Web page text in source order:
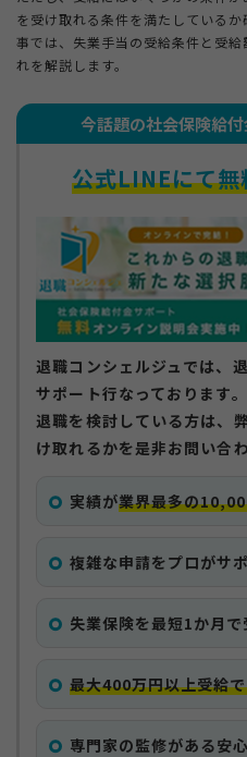
サイトマップ
プライバシーポリシー
個人情報の取り扱いについて
を受け取れる条件を満たしている
事では、失業手当の受給条件と受
れを解説します。
今話題の社会保険給
公式LINEにて
退職コンシェルジュでは、
サポート行なっております。
退職を検討している方は、
け取れるかを是非お問い合
実績が業界最多の
複雑な申請をプロがサ
失業保険を最短1か月で
最大400万円以上受給
専門家の監修がある安